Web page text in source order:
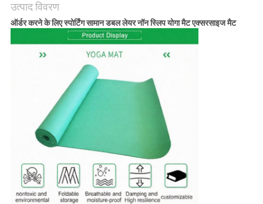
उत्पाद विवरण
ऑर्डर करने के लिए स्पोर्टिंग सामान डबल लेयर नॉन स्लिप योगा मैट एक्सरसाइज मैट